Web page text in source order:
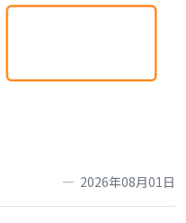
2026年08月01日